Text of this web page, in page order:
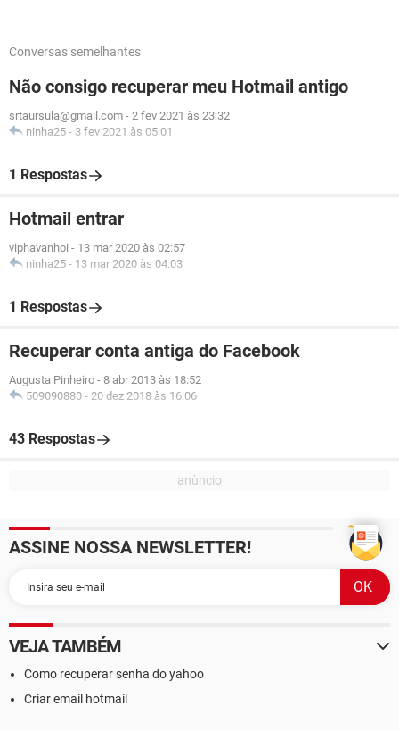
Conversas semelhantes
Não consigo recuperar meu Hotmail antigo
srtaursula@gmail.com - 2 fev 2021 às 23:32
ninha25 - 3 fev 2021 às 05:01
1 Respostas
Hotmail entrar
viphavanhoi - 13 mar 2020 às 02:57
ninha25 - 13 mar 2020 às 04:03
1 Respostas
Recuperar conta antiga do Facebook
Augusta Pinheiro - 8 abr 2013 às 18:52
509090880 - 20 dez 2018 às 16:06
43 Respostas
ASSINE NOSSA NEWSLETTER!
VEJA TAMBÉM
Como recuperar senha do yahoo
Criar email hotmail